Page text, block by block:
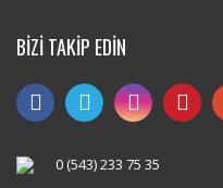
BİZİ TAKİP EDİN
0 (543) 233 75 35